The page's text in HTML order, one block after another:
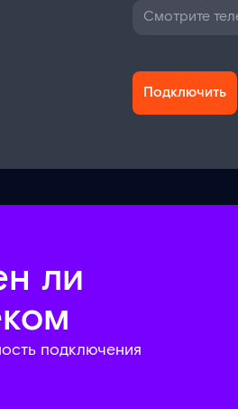
Смотрите
Подключить
ли
подключения